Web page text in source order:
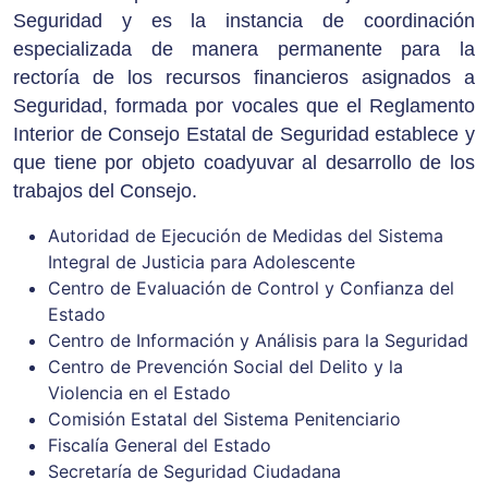
Seguridad y es la instancia de coordinación
especializada de manera permanente para la
rectoría de los recursos financieros asignados a
Seguridad, formada por vocales que el Reglamento
Interior de Consejo Estatal de Seguridad establece y
que tiene por objeto coadyuvar al desarrollo de los
trabajos del Consejo.
Autoridad de Ejecución de Medidas del Sistema
Integral de Justicia para Adolescente
Centro de Evaluación de Control y Confianza del
Estado
Centro de Información y Análisis para la Seguridad
Centro de Prevención Social del Delito y la
Violencia en el Estado
Comisión Estatal del Sistema Penitenciario
Fiscalía General del Estado
Secretaría de Seguridad Ciudadana